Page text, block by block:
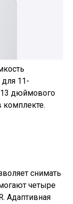
для 11-
дюймового
комплекте.
снимать
четыре
Адаптивная